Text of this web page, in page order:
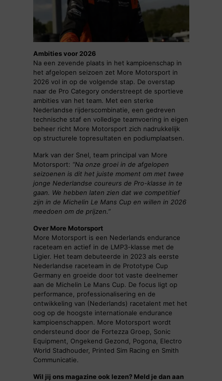
Ambities voor 2026
Na een zevende plaats in het kampioenschap in
het afgelopen seizoen zet More Motorsport in
2026 vol in op de volgende stap. De overstap
naar de Pro Category onderstreept de sportieve
ambities van het team. Met een sterke
Nederlandse rijderscombinatie, een gedreven
technische staf en volledige teamvoering in eigen
beheer richt More Motorsport zich nadrukkelijk
op structurele topresultaten en podiumplaatsen.
Mark van der Snel, team principal van More
Motorsport: “Na onze groei in de afgelopen
seizoenen is dit het juiste moment om met twee
jonge Nederlandse coureurs de Pro-klasse in te
gaan. We hebben laten zien dat we competitief
zijn in de Michelin Le Mans Cup en willen in 2026
meedoen om de prijzen.”
Over More Motorsport
More Motorsport is een Nederlands endurance
raceteam en actief in de LMP3-klasse met de
Ligier. Het team debuteerde in 2023 als eerste
Nederlandse raceteam in de Prototype Cup
Germany en groeide door tot vaste deelnemer
aan de Michelin Le Mans Cup. De focus ligt op
performance, professionalisering en de
ontwikkeling van (Nederlands) racetalent met het
oog op de hoogste internationale endurance
kampioenschappen. More Motorsport wordt
ondersteund door de Fortezza Groep, Sonic
Equipment, Ongekend Gezond, Pogona, Electro
World Stadhouder, Printed Sim Racing en Smith
Communicatie.
Wil jij ons magazine ook lezen? Meld je dan aan